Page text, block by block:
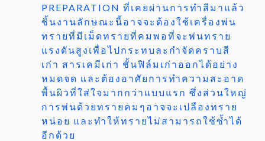
PREPARATION ที่เคยผ่านการทำสีมาแล้ว
ชิ้นงานลักษณะนี้อาจจะต้องใช้เครื่องพ่น
ทรายที่มีเม็ดทรายที่คมพอที่จะพ่นทราย
แรงดันสูงเพื่อไปกระทบละกำจัดคราบสี
เก่า สารเคมีเก่า ชั้นฟิล์มเก่าออกได้อย่าง
หมดจด และต้องอาศัยการทำความสะอาด
พื้นผิวที่ใส่ใจมากกว่าแบบแรก ซึ่งส่วนใหญ่
การพ่นด้วยทรายคมๆอาจจะเปลืองทราย
หน่อย และทำให้ทรายไม่สามารถใช้ซ้ำได้
อีกด้วย